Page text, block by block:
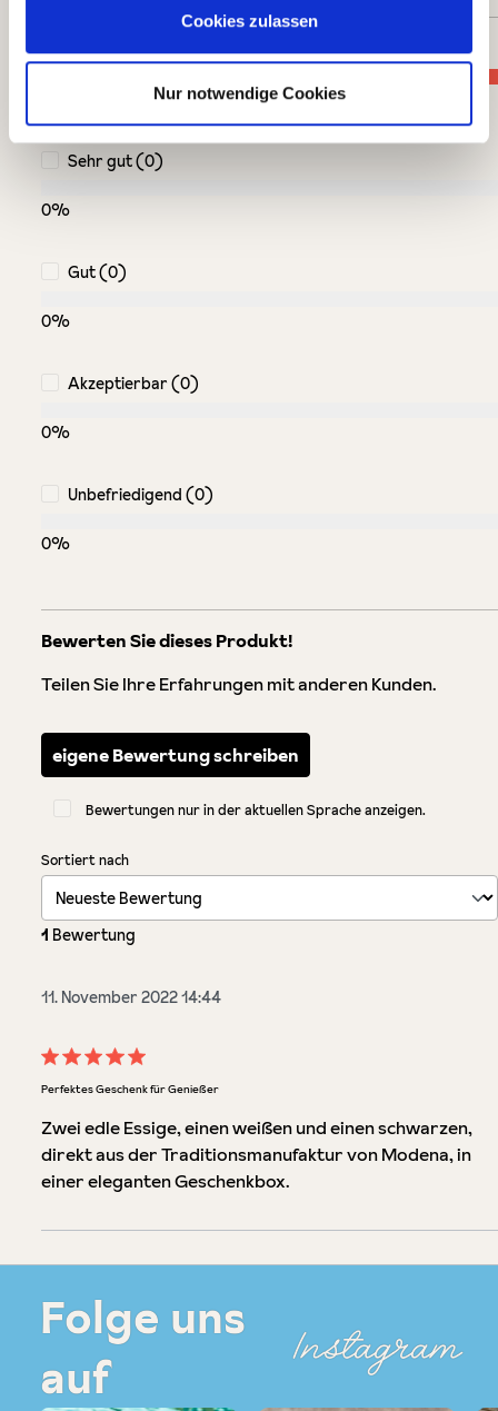
Cookies zulassen
Nur notwendige Cookies
Perfekt (1)
Sehr gut (0)
0%
Gut (0)
0%
Akzeptierbar (0)
0%
Unbefriedigend (0)
0%
Bewerten Sie dieses Produkt!
Teilen Sie Ihre Erfahrungen mit anderen Kunden.
eigene Bewertung schreiben
Bewertungen nur in der aktuellen Sprache anzeigen.
Sortiert nach
1 Bewertung
11. November 2022 14:44
Bewertung mit 5 von 5 Sternen
Perfektes Geschenk für Genießer
Zwei edle Essige, einen weißen und einen schwarzen,
direkt aus der Traditionsmanufaktur von Modena, in
einer eleganten Geschenkbox.
Folge uns
auf
Instagram